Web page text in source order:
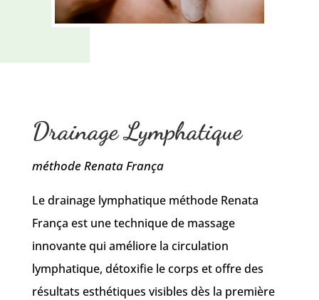
Drainage Lymphatique
méthode Renata França
Le drainage lymphatique méthode Renata
França est une technique de massage
innovante qui améliore la circulation
lymphatique, détoxifie le corps et offre des
résultats esthétiques visibles dès la première